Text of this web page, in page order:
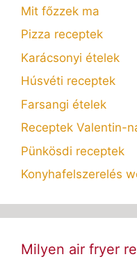
Mit főzzek ma
Pizza receptek
Karácsonyi ételek
Húsvéti receptek
Farsangi ételek
Receptek Valentin-
Pünkösdi receptek
Konyhafelszerelés
Milyen air fryer